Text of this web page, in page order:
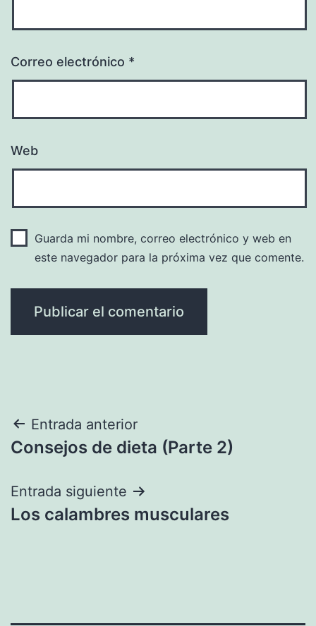
Correo electrónico *
Web
Guarda mi nombre, correo electrónico y web en
este navegador para la próxima vez que comente.
Navegación
de
entradas
Entrada anterior
Consejos de dieta (Parte 2)
Entrada siguiente
Los calambres musculares